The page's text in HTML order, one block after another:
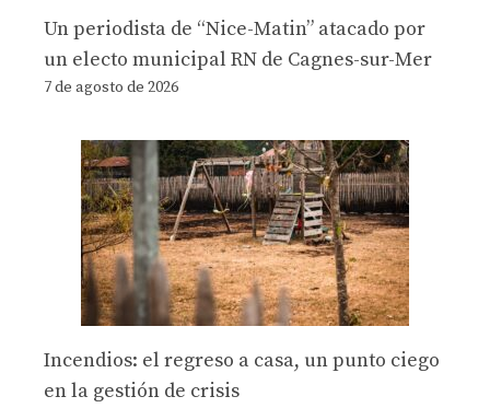
Un periodista de “Nice-Matin” atacado por
un electo municipal RN de Cagnes-sur-Mer
7 de agosto de 2026
Incendios: el regreso a casa, un punto ciego
en la gestión de crisis